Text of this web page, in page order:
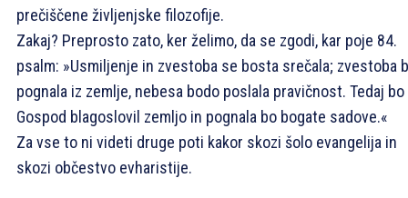
prečiščene življenjske filozofije.
Zakaj? Preprosto zato, ker želimo, da se zgodi, kar poje 84.
psalm: »Usmiljenje in zvestoba se bosta srečala; zvestoba
pognala iz zemlje, nebesa bodo poslala pravičnost. Tedaj bo
Gospod blagoslovil zemljo in pognala bo bogate sadove.«
Za vse to ni videti druge poti kakor skozi šolo evangelija in
skozi občestvo evharistije.